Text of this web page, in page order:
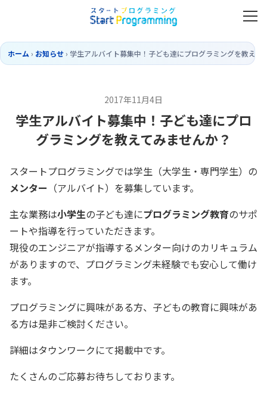
ホーム › お知らせ› 学生アルバイト募集中！子ども達にプログラミングを教えて
2017年11月4日
学生アルバイト募集中！子ども達にプロ
グラミングを教えてみませんか？
スタートプログラミングでは学生（大学生・専門学生）の
メンター （アルバイト）を募集しています。
主な業務は小学生の子ども達にプログラミング教育のサポ
ートや指導を行っていただきます。
現役のエンジニアが指導するメンター向けのカリキュラム
がありますので、プログラミング未経験でも安心して働け
ます。
プログラミングに興味がある方、子どもの教育に興味があ
る方は是非ご検討ください。
詳細はタウンワークにて掲載中です。
たくさんのご応募お待ちしております。